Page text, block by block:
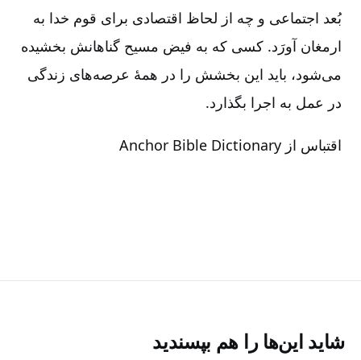
بُعد اجتماعی و چه از لحاظ اقتصادی برای قوم خدا به
ارمغان آورَد. کسی که به فیض مسیح گناهانش بخشیده
می‌شود، باید این بخشش را در همۀ عرصه‌های زندگی
در عمل به اجرا بگذارد.
اقتباس از Anchor Bible Dictionary
شاید این‌ها را هم بپسندید